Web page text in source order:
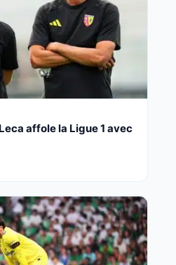
affole la Ligue 1 avec